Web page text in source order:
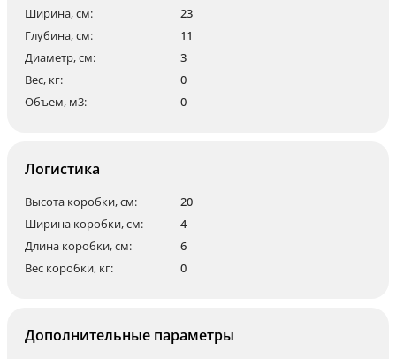
Ширина, см:
23
Глубина, см:
11
Диаметр, см:
3
Вес, кг:
0
Объем, м3:
0
Логистика
Высота коробки, см:
20
Ширина коробки, см:
4
Длина коробки, см:
6
Вес коробки, кг:
0
Дополнительные параметры